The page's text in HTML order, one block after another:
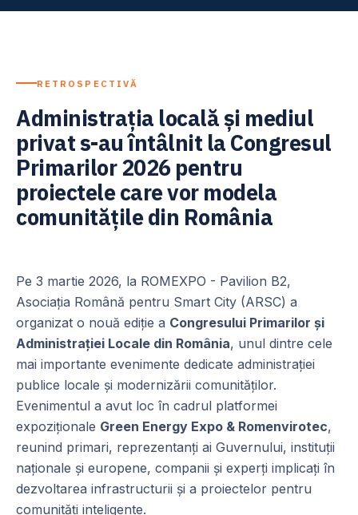
RETROSPECTIVĂ
Administrația locală și mediul
privat s-au întâlnit la Congresul
Primarilor 2026 pentru
proiectele care vor modela
comunitățile din România
Pe 3 martie 2026, la ROMEXPO - Pavilion B2,
Asociația Română pentru Smart City (ARSC) a
organizat o nouă ediție a Congresului Primarilor și
Administrației Locale din România, unul dintre cele
mai importante evenimente dedicate administrației
publice locale și modernizării comunităților.
Evenimentul a avut loc în cadrul platformei
expoziționale Green Energy Expo & Romenvirotec,
reunind primari, reprezentanți ai Guvernului, instituții
naționale și europene, companii și experți implicați în
dezvoltarea infrastructurii și a proiectelor pentru
comunități inteligente.